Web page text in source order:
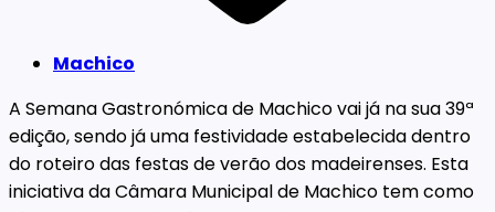
Machico
A Semana Gastronómica de Machico vai já na sua 39ª
edição, sendo já uma festividade estabelecida dentro
do roteiro das festas de verão dos madeirenses. Esta
iniciativa da Câmara Municipal de Machico tem como